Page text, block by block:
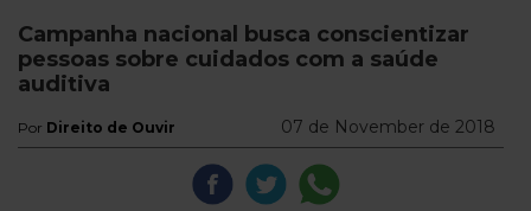
Campanha nacional busca conscientizar
pessoas sobre cuidados com a saúde
auditiva
Por Direito de Ouvir 07 de November de 2018